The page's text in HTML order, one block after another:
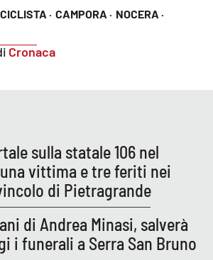
CICLISTA · CAMPORA · NOCERA ·
Cronaca
sulla statale 106 nel
vittima e tre feriti nei
di Pietragrande
di Andrea Minasi, salverà
i funerali a Serra San Bruno